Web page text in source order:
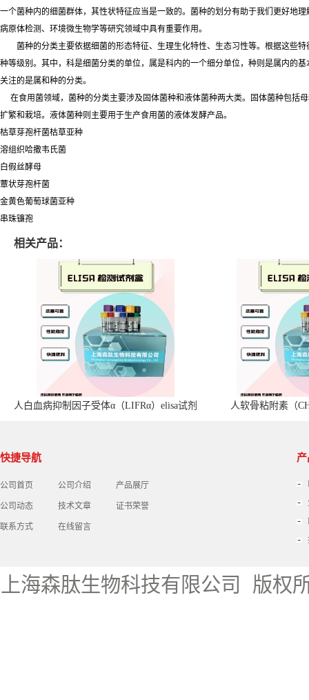
一个菌种内的细菌群体，其性状特征应当是一致的。菌种的划分有助于我们更好地
病原体检测、环境微生物学等研究领域中具有重要作用。
菌种的分类主要依据细菌的形态特征、生理生化特性、生态习性等。根据这些特
种等级别。其中，科是细菌分类的单位，属是科内的一个细分单位，种则是属内的
关注的是属和种的分类。
在食用菌领域，菌种的分类主要涉及固体菌种和液体菌种两大类。固体菌种包括
扩繁和栽培。液体菌种则主要用于生产食用菌的液体发酵产品。
枯草芽孢杆菌枯草亚种
溶组织哈撒韦氏菌
白假丝酵母
蕈状芽孢杆菌
金黄色葡萄球菌亚种
串珠镰孢
相关产品：
人白血病抑制因子受体α（LIFRα）elisa试剂
人软骨粘附素（
快捷导航
公司首页 公司介绍 产品展厅
公司动态 技术文章 证书荣誉
联系方式 在线留言
上海森肽生物科技有限公司 版权